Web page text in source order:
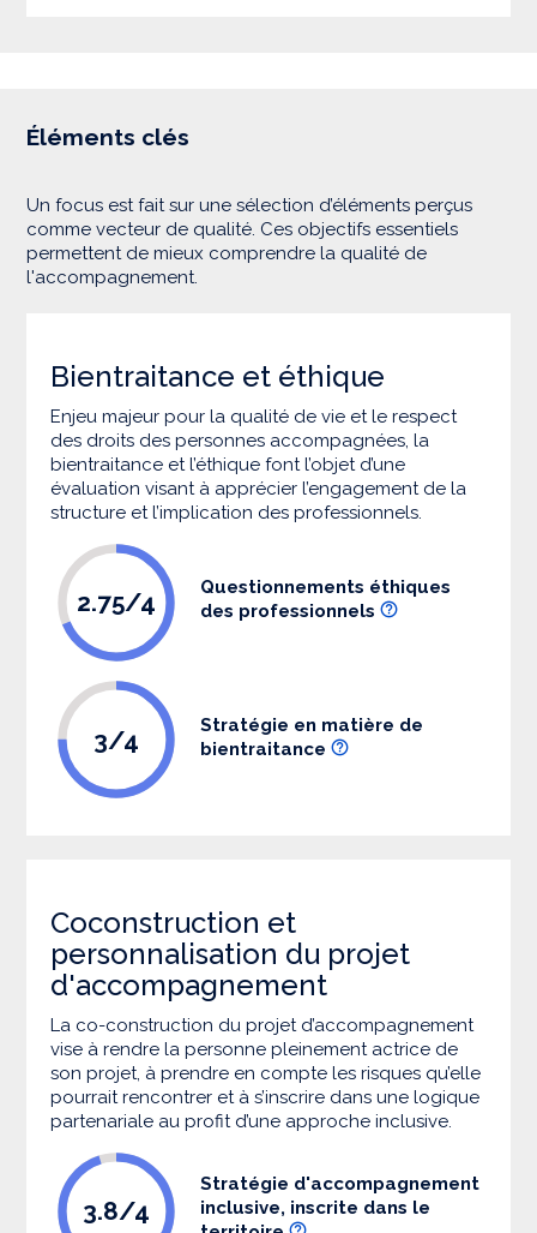
Éléments clés
Un focus est fait sur une sélection d’éléments perçus
comme vecteur de qualité. Ces objectifs essentiels
permettent de mieux comprendre la qualité de
l'accompagnement.
Bientraitance et éthique
Enjeu majeur pour la qualité de vie et le respect
des droits des personnes accompagnées, la
bientraitance et l’éthique font l’objet d’une
évaluation visant à apprécier l’engagement de la
structure et l’implication des professionnels.
2.75/4
Questionnements éthiques
des professionnels
3/4
Stratégie en matière de
bientraitance
Coconstruction et
personnalisation du projet
d'accompagnement
La co-construction du projet d’accompagnement
vise à rendre la personne pleinement actrice de
son projet, à prendre en compte les risques qu’elle
pourrait rencontrer et à s’inscrire dans une logique
partenariale au profit d’une approche inclusive.
3.8/4
Stratégie d'accompagnement
inclusive, inscrite dans le